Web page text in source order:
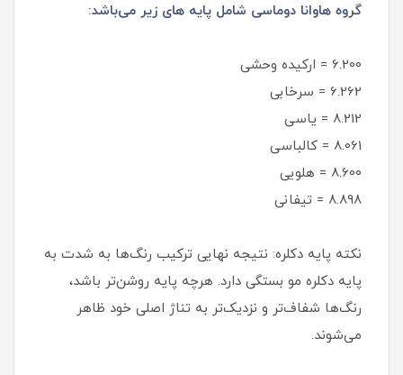
گروه هاوانا دوماسی شامل پایه های زیر می‌باشد:
6.200 = ارکیده وحشی
6.262 = سرخابی
8.212 = یاسی
8.061 = کالباسی
8.600 = هلویی
8.898 = تیفانی
نکته پایه دکلره: نتیجه نهایی ترکیب رنگ‌ها به شدت به
پایه دکلره مو بستگی دارد. هرچه پایه روشن‌تر باشد،
رنگ‌ها شفاف‌تر و نزدیک‌تر به تناژ اصلی خود ظاهر
می‌شوند.